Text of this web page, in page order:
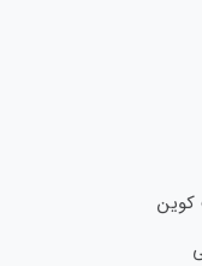
کوین